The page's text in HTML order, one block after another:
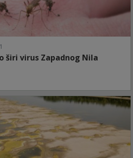
širi virus Zapadnog Nila